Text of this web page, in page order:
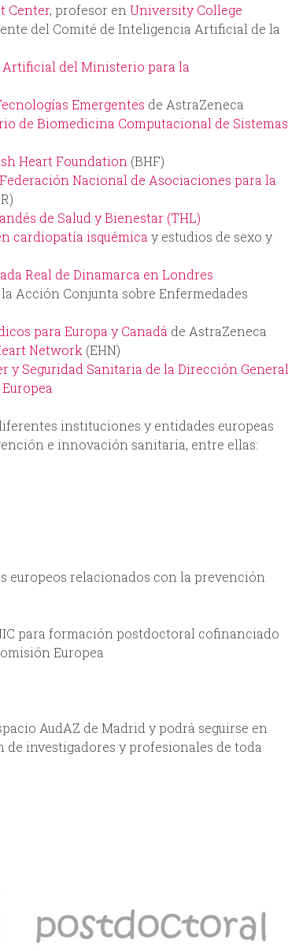
Center, profesor en University College
del Comité de Inteligencia Artificial de la
del Ministerio para la
Emergentes de AstraZeneca
de Biomedicina Computacional de Sistemas
Heart Foundation (BHF)
Federación Nacional de Asociaciones para la
de Salud y Bienestar (THL)
cardiopatía isquémica y estudios de sexo y
Real de Dinamarca en Londres
Acción Conjunta sobre Enfermedades
para Europa y Canadá de AstraZeneca
Network (EHN)
y Seguridad Sanitaria de la Dirección General
instituciones y entidades europeas
e innovación sanitaria, entre ellas:
europeos relacionados con la prevención
para formación postdoctoral cofinanciado
Europea
AudAZ de Madrid y podrá seguirse en
investigadores y profesionales de toda